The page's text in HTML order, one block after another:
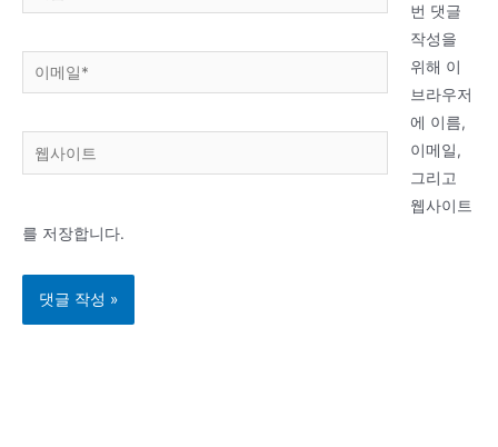
름
메
사
트
번 댓글
작성을
위해 이
브라우저
에 이름,
이메일,
그리고
웹사이트
를 저장합니다.